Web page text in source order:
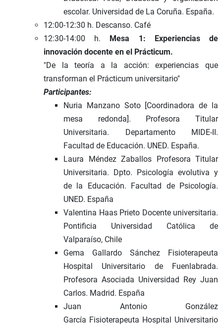
escolar. Universidad de La Coruña. España.
12:00-12:30 h. Descanso. Café
12:30-14:00 h. Mesa 1: Experiencias de
innovación docente en el Prácticum.
"De la teoría a la acción: experiencias que
transforman el Prácticum universitario"
Participantes:
Nuria Manzano Soto [Coordinadora de la
mesa redonda]. Profesora Titular
Universitaria. Departamento MIDE-II.
Facultad de Educación. UNED. España.
Laura Méndez Zaballos Profesora Titular
Universitaria. Dpto. Psicología evolutiva y
de la Educación. Facultad de Psicología.
UNED. España
Valentina Haas Prieto Docente universitaria.
Pontificia Universidad Católica de
Valparaíso, Chile
Gema Gallardo Sánchez Fisioterapeuta
Hospital Universitario de Fuenlabrada.
Profesora Asociada Universidad Rey Juan
Carlos. Madrid. España
Juan Antonio González
García Fisioterapeuta Hospital Universitario